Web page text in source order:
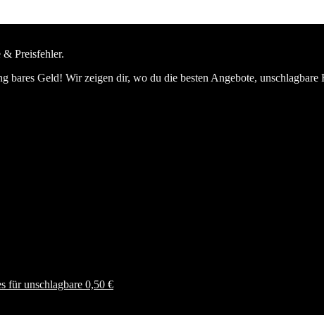
Preisfehler.
bares Geld! Wir zeigen dir, wo du die besten Angebote, unschlagbare
für unschlagbare 0,50 €